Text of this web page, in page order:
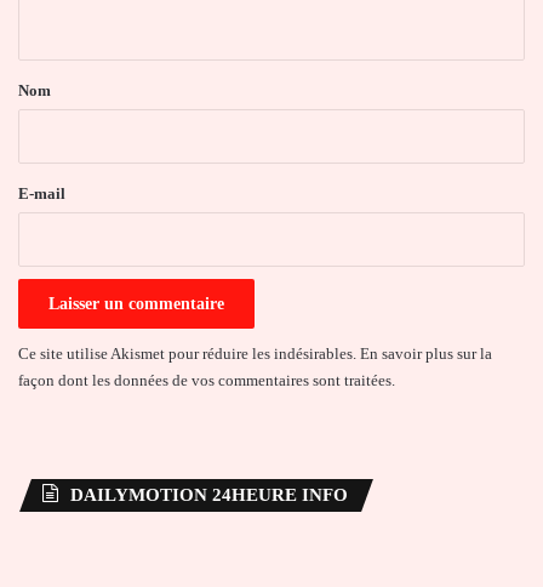
a
e
Nom
E-mail
Ce site utilise Akismet pour réduire les indésirables. En savoir plus sur la
façon dont les données de vos commentaires sont traitées
DAILYMOTION 24HEURE INFO